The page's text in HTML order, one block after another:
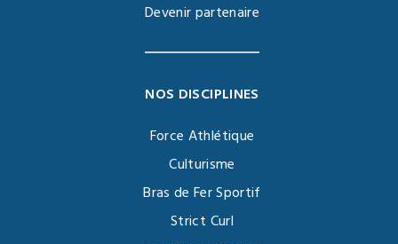
Devenir partenaire
NOS DISCIPLINES
Force Athlétique
Culturisme
Bras de Fer Sportif
Strict Curl